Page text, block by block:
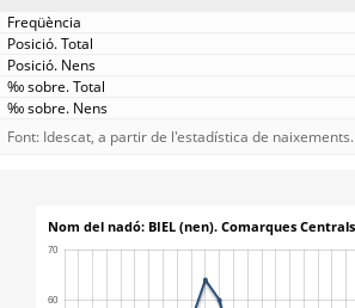
Font: Idescat, a partir de l'estadística de naixements.